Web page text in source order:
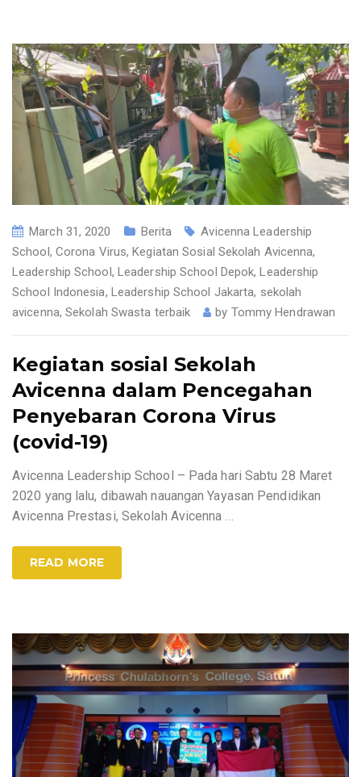
March 31, 2020 Berita
Avicenna Leadership
School , Corona Virus, Kegiatan Sosial Sekolah Avicenna,
Leadership School , Leadership School Depok, Leadership
School Indonesia, Leadership School Jakarta, sekolah
avicenna,Sekolah Swasta terbaik by Tommy Hendrawan
Kegiatan sosial Sekolah
Avicenna dalam Pencegahan
Penyebaran Corona Virus
(covid-19)
Avicenna Leadership School – Pada hari Sabtu 28 Maret
2020 yang lalu, dibawah nauangan Yayasan Pendidikan
Avicenna Prestasi, Sekolah Avicenna …
READ MORE